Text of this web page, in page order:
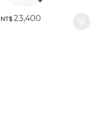
NT$23,400